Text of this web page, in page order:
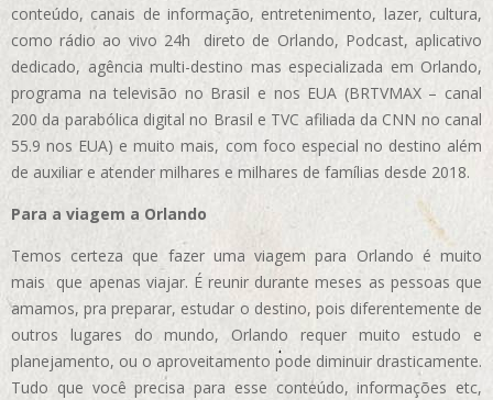
conteúdo, canais de informação, entretenimento, lazer, cultura,
como rádio ao vivo 24h direto de Orlando, Podcast, aplicativo
dedicado, agência multi-destino mas especializada em Orlando,
programa na televisão no Brasil e nos EUA (BRTVMAX – canal
200 da parabólica digital no Brasil e TVC afiliada da CNN no canal
55.9 nos EUA) e muito mais, com foco especial no destino além
de auxiliar e atender milhares e milhares de famílias desde 2018.
Para a viagem a Orlando
Temos certeza que fazer uma viagem para Orlando é muito
mais que apenas viajar. É reunir durante meses as pessoas que
amamos, pra preparar, estudar o destino, pois diferentemente de
outros lugares do mundo, Orlando requer muito estudo e
planejamento, ou o aproveitamento pode diminuir drasticamente.
Tudo que você precisa para esse conteúdo, informações etc,